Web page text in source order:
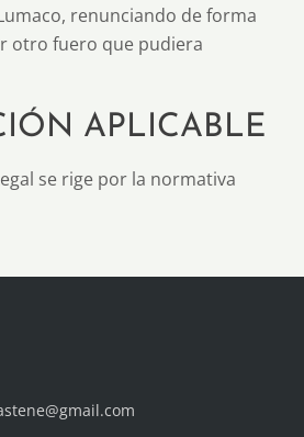
renunciando de forma
otro fuero que pudiera
APLICABLE
se rige por la normativa